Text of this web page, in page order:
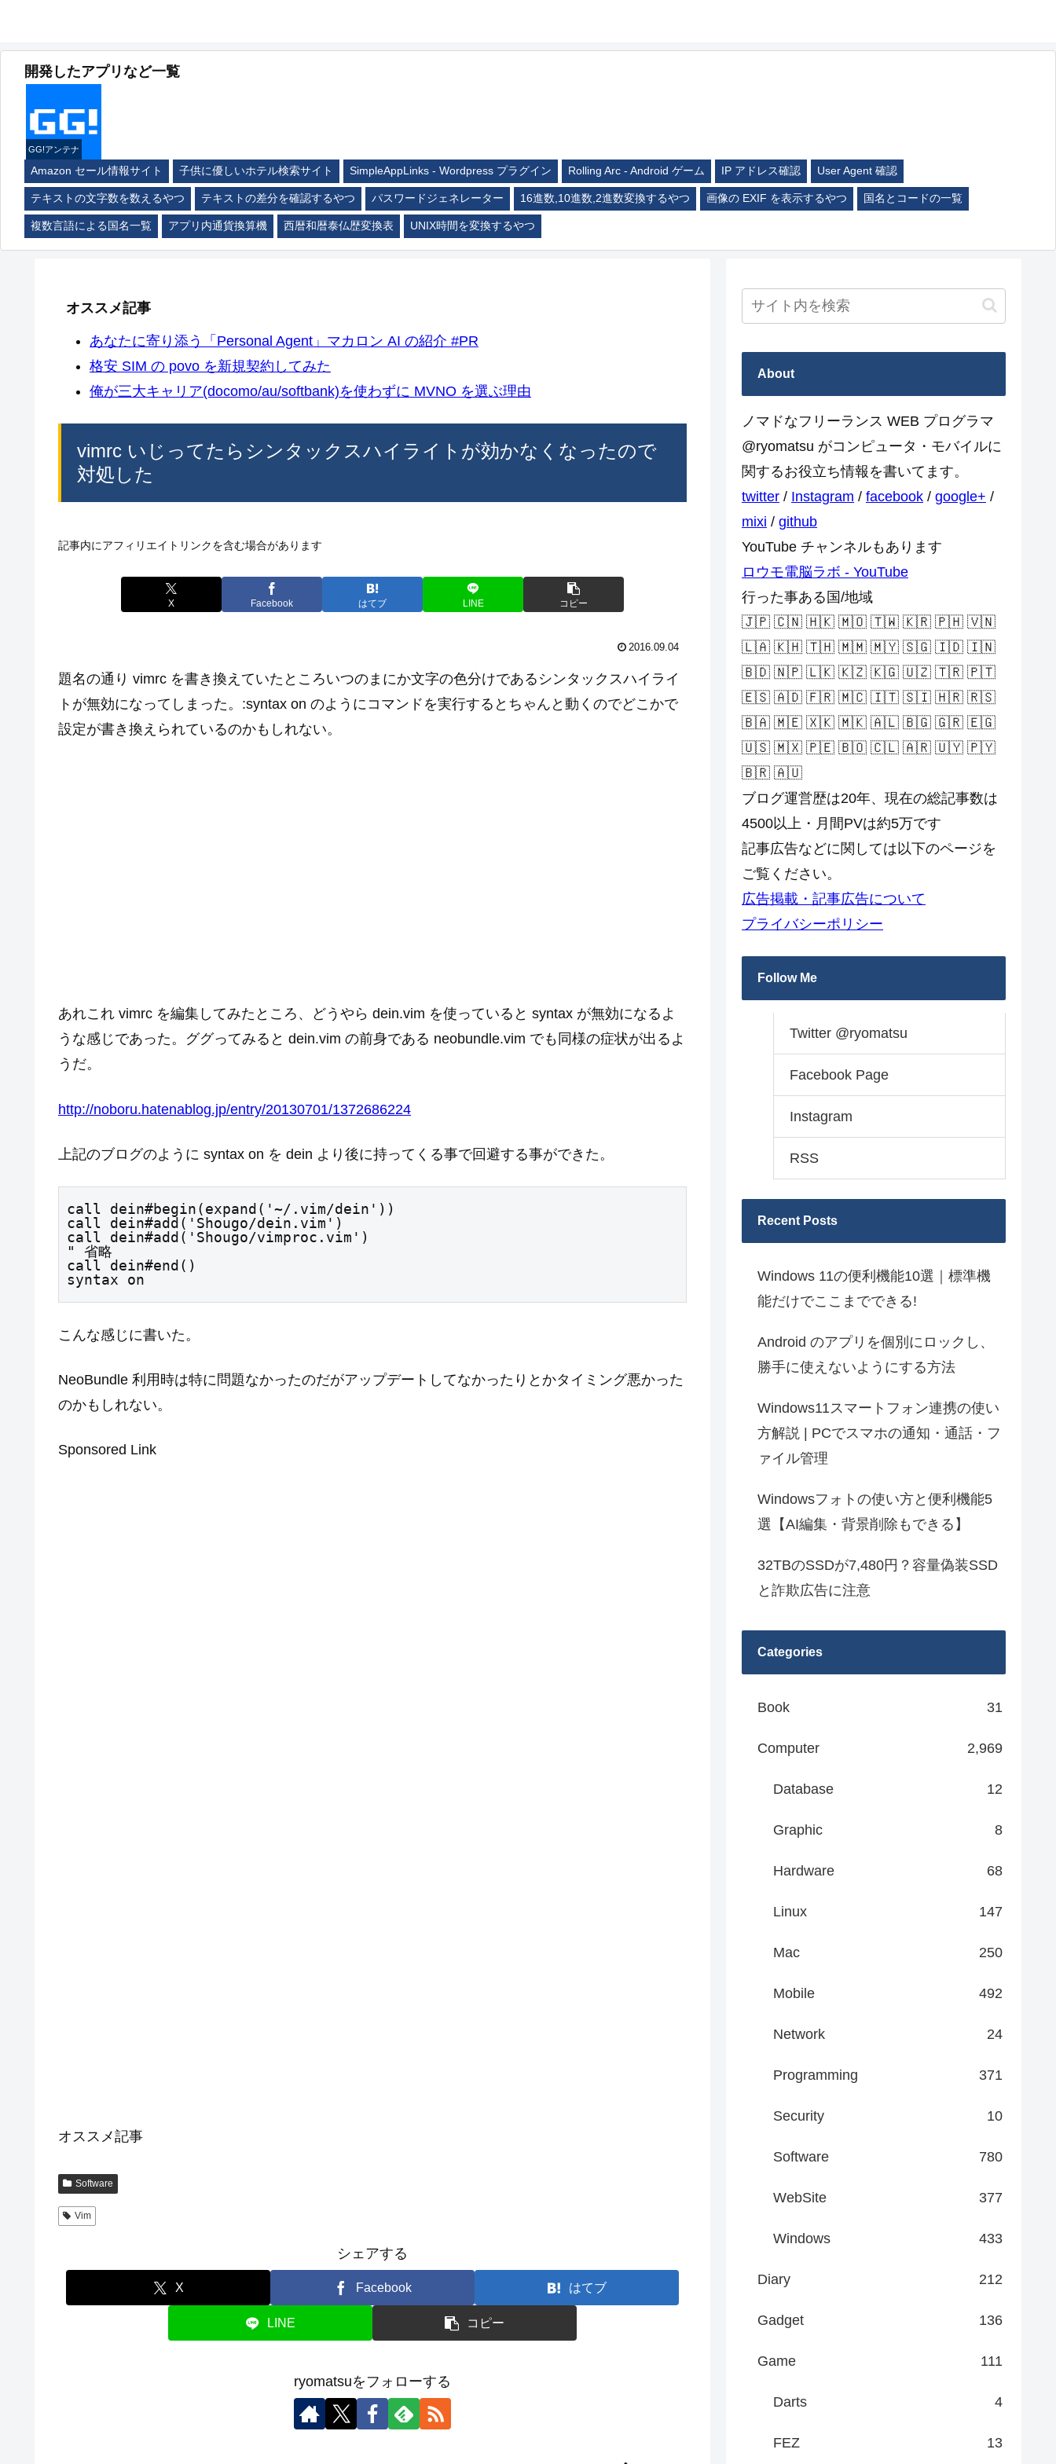
開発したアプリなど一覧
GG!アンテナ
Amazon セール情報サイト 子供に優しいホテル検索サイト SimpleAppLinks - Wordpress プラグイン Rolling Arc - Android ゲーム IP アドレス確認 User Agent 確認
テキストの文字数を数えるやつ テキストの差分を確認するやつ パスワードジェネレーター 16進数,10進数,2進数変換するやつ 画像の EXIF を表示するやつ 国名とコードの一覧
複数言語による国名一覧 アプリ内通貨換算機 西暦和暦泰仏歴変換表 UNIX時間を変換するやつ
オススメ記事
あなたに寄り添う「Personal Agent」マカロン AI の紹介 #PR
格安 SIM の povo を新規契約してみた
俺が三大キャリア(docomo/au/softbank)を使わずに MVNO を選ぶ理由
vimrc いじってたらシンタックスハイライトが効かなくなったので
対処した
記事内にアフィリエイトリンクを含む場合があります
X Facebook はてブ LINE コピー
2016.09.04
題名の通り vimrc を書き換えていたところいつのまにか文字の色分けであるシンタックスハイライ
トが無効になってしまった。:syntax on のようにコマンドを実行するとちゃんと動くのでどこかで
設定が書き換えられているのかもしれない。
あれこれ vimrc を編集してみたところ、どうやら dein.vim を使っていると syntax が無効になるよ
うな感じであった。ググってみると dein.vim の前身である neobundle.vim でも同様の症状が出るよ
うだ。
http://noboru.hatenablog.jp/entry/20130701/1372686224
上記のブログのように syntax on を dein より後に持ってくる事で回避する事ができた。
call dein#begin(expand('~/.vim/dein'))
call dein#add('Shougo/dein.vim')
call dein#add('Shougo/vimproc.vim')
" 省略
call dein#end()
syntax on
こんな感じに書いた。
NeoBundle 利用時は特に問題なかったのだがアップデートしてなかったりとかタイミング悪かった
のかもしれない。
Sponsored Link
オススメ記事
Software
Vim
シェアする
X Facebook はてブ
LINE コピー
ryomatsuをフォローする
About
ノマドなフリーランス WEB プログラマ
@ryomatsu がコンピュータ・モバイルに
関するお役立ち情報を書いてます。
twitter / Instagram / facebook / google+ /
mixi / github
YouTube チャンネルもあります
ロウモ電脳ラボ - YouTube
行った事ある国/地域
🇯🇵 🇨🇳 🇭🇰 🇲🇴 🇹🇼 🇰🇷 🇵🇭 🇻🇳
🇱🇦 🇰🇭 🇹🇭 🇲🇲 🇲🇾 🇸🇬 🇮🇩 🇮🇳
🇧🇩 🇳🇵 🇱🇰 🇰🇿 🇰🇬 🇺🇿 🇹🇷 🇵🇹
🇪🇸 🇦🇩 🇫🇷 🇲🇨 🇮🇹 🇸🇮 🇭🇷 🇷🇸
🇧🇦 🇲🇪 🇽🇰 🇲🇰 🇦🇱 🇧🇬 🇬🇷 🇪🇬
🇺🇸 🇲🇽 🇵🇪 🇧🇴 🇨🇱 🇦🇷 🇺🇾 🇵🇾
🇧🇷 🇦🇺
ブログ運営歴は20年、現在の総記事数は
4500以上・月間PVは約5万です
記事広告などに関しては以下のページを
ご覧ください。
広告掲載・記事広告について
プライバシーポリシー
Follow Me
Twitter @ryomatsu
Facebook Page
Instagram
RSS
Recent Posts
Windows 11の便利機能10選｜標準機
能だけでここまでできる!
Android のアプリを個別にロックし、
勝手に使えないようにする方法
Windows11スマートフォン連携の使い
方解説 | PCでスマホの通知・通話・フ
ァイル管理
Windowsフォトの使い方と便利機能5
選【AI編集・背景削除もできる】
32TBのSSDが7,480円？容量偽装SSD
と詐欺広告に注意
Categories
Book 31
Computer 2,969
Database 12
Graphic 8
Hardware 68
Linux 147
Mac 250
Mobile 492
Network 24
Programming 371
Security 10
Software 780
WebSite 377
Windows 433
Diary 212
Gadget 136
Game 111
Darts 4
FEZ 13